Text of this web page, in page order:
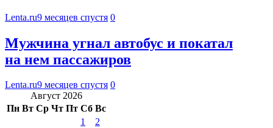
Lenta.ru9 месяцев спустя 0
Мужчина угнал автобус и покатал
на нем пассажиров
Lenta.ru9 месяцев спустя 0
Август 2026
Пн Вт Ср Чт Пт Сб Вс
1
2